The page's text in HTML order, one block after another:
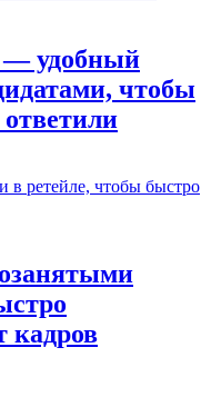
— удобный
чтобы
кадров